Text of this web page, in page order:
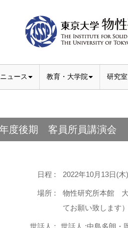
ニュース 教育・大学院 研究室
度後期 客員所員講演会
日程 : 2022年10月13日(
場所 :
物性研究所本館 大
てお願い致します）
世話人 :
世話人 :中島多朗